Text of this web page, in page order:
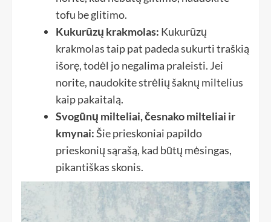
tofu be glitimo.
Kukurūzų krakmolas: Kukurūzų
krakmolas taip pat padeda sukurti traškią
išorę, todėl jo negalima praleisti. Jei
norite, naudokite strėlių šaknų miltelius
kaip pakaitalą.
Svogūnų milteliai, česnako milteliai ir
kmynai:Šie prieskoniai papildo
prieskonių sąrašą, kad būtų mėsingas,
pikantiškas skonis.